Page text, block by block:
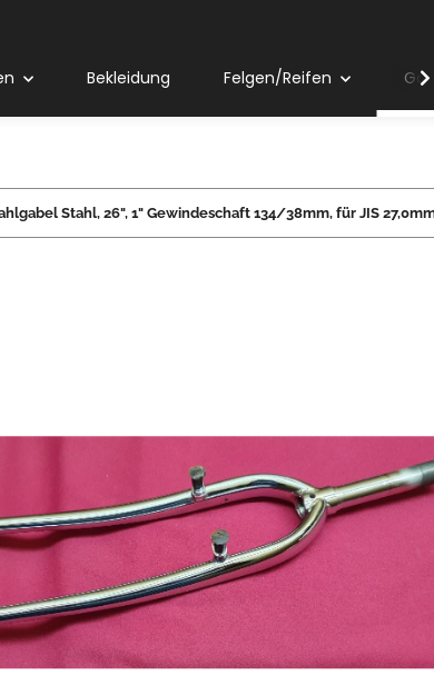
Bekleidung Felgen/Reifen
Stahl, 26", 1" Gewindeschaft 134/38mm, für JIS